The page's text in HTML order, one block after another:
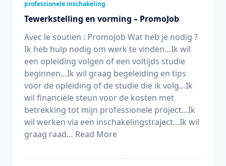
professionele inschakeling
Tewerkstelling en vorming – PromoJob
Avec le soutien : PromoJob Wat heb je nodig ?
Ik heb hulp nodig om werk te vinden…Ik wil
een opleiding volgen of een voltijds studie
beginnen…Ik wil graag begeleiding en tips
voor de opleiding of de studie die ik volg…Ik
wil financiële steun voor de kosten met
betrekking tot mijn professionele project…Ik
wil werken via een inschakelingstraject…Ik wil
graag raad… Read More